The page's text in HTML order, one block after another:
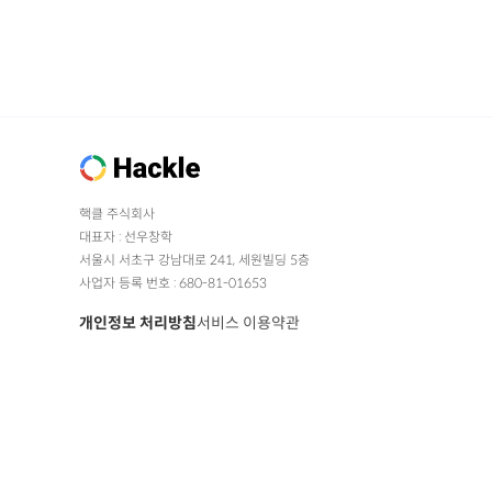
핵클 주식회사
대표자 : 선우창학
서울시 서초구 강남대로 241, 세원빌딩 5층
사업자 등록 번호 : 680-81-01653
개인정보 처리방침서비스 이용약관